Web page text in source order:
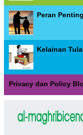
Peran
Kelainan
Privacy dan Policy